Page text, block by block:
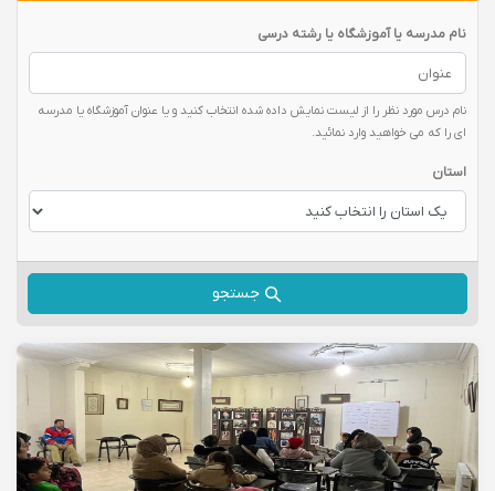
نام مدرسه یا آموزشگاه یا رشته درسی
نام درس مورد نظر را از لیست نمایش داده شده انتخاب کنید و یا عنوان آموزشگاه یا مدرسه
ای را که می خواهید وارد نمائید.
استان
جستجو